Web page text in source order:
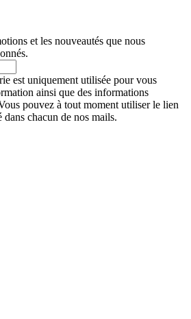
et les nouveautés que nous
est uniquement utilisée pour vous
ainsi que des informations
pouvez à tout moment utiliser le lien
dans chacun de nos mails.